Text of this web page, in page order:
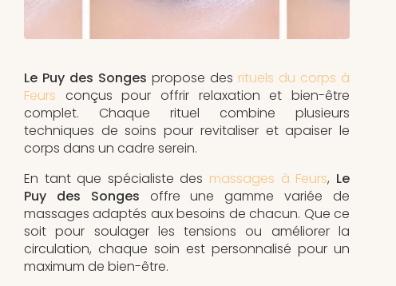
Le Puy des Songes propose des rituels du corps à
Feurs conçus pour offrir relaxation et bien-être
complet. Chaque rituel combine plusieurs
techniques de soins pour revitaliser et apaiser le
corps dans un cadre serein.
En tant que spécialiste des massages à Feurs, Le
Puy des Songes offre une gamme variée de
massages adaptés aux besoins de chacun. Que ce
soit pour soulager les tensions ou améliorer la
circulation, chaque soin est personnalisé pour un
maximum de bien-être.